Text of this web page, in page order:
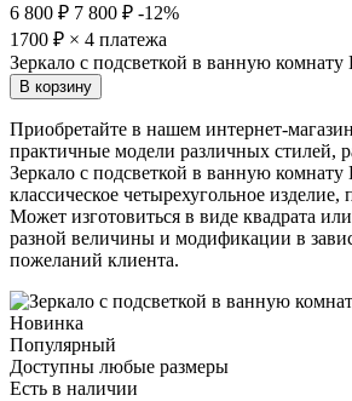
6 800 ₽ 7 800 ₽ -12%
1700 ₽ × 4 платежа
Зеркало с подсветкой в ванную
В корзину
Приобретайте в нашем интернет-
практичные модели различных стилей,
Зеркало с подсветкой в ванную
классическое четырехугольное
Может изготовиться в виде квадрата
разной величины и модификации в
пожеланий клиента.
Новинка
Популярный
Доступны любые размеры
Есть в наличии